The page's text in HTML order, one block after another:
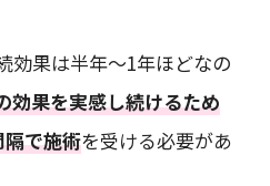
効果は半年～1年ほどなの
効果を実感し続けるため
で施術を受ける必要があ